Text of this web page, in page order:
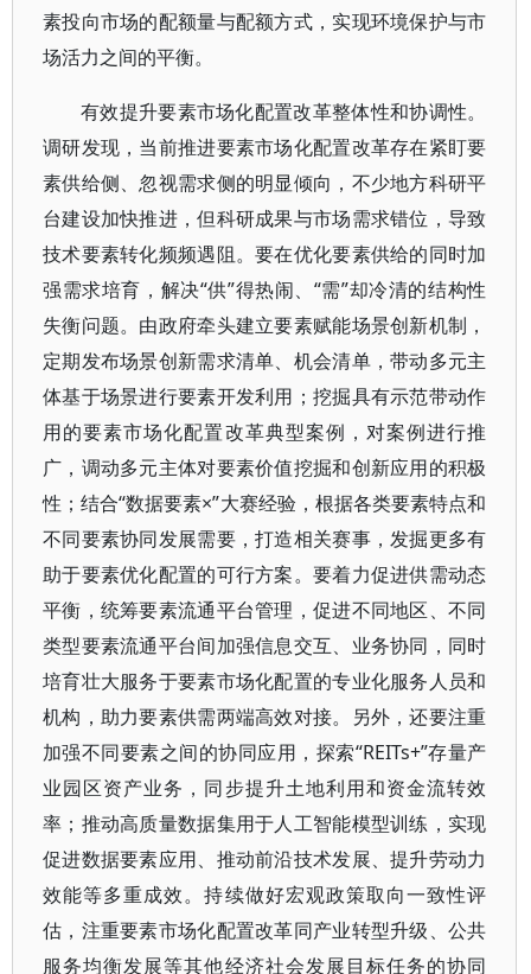
素投向市场的配额量与配额方式，实现环境保护与市
场活力之间的平衡。
有效提升要素市场化配置改革整体性和协调性。
调研发现，当前推进要素市场化配置改革存在紧盯要
素供给侧、忽视需求侧的明显倾向，不少地方科研平
台建设加快推进，但科研成果与市场需求错位，导致
技术要素转化频频遇阻。要在优化要素供给的同时加
强需求培育，解决“供”得热闹、“需”却冷清的结构性
失衡问题。由政府牵头建立要素赋能场景创新机制，
定期发布场景创新需求清单、机会清单，带动多元主
体基于场景进行要素开发利用；挖掘具有示范带动作
用的要素市场化配置改革典型案例，对案例进行推
广，调动多元主体对要素价值挖掘和创新应用的积极
性；结合“数据要素×”大赛经验，根据各类要素特点和
不同要素协同发展需要，打造相关赛事，发掘更多有
助于要素优化配置的可行方案。要着力促进供需动态
平衡，统筹要素流通平台管理，促进不同地区、不同
类型要素流通平台间加强信息交互、业务协同，同时
培育壮大服务于要素市场化配置的专业化服务人员和
机构，助力要素供需两端高效对接。另外，还要注重
加强不同要素之间的协同应用，探索“REITs+”存量产
业园区资产业务，同步提升土地利用和资金流转效
率；推动高质量数据集用于人工智能模型训练，实现
促进数据要素应用、推动前沿技术发展、提升劳动力
效能等多重成效。持续做好宏观政策取向一致性评
估，注重要素市场化配置改革同产业转型升级、公共
服务均衡发展等其他经济社会发展目标任务的协同